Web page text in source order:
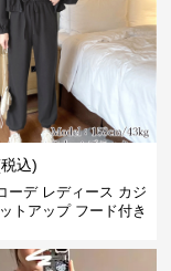
込)
ーデ レディース カジ
トアップ フード付き